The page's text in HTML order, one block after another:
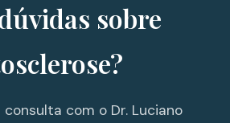
sobre
com o Dr. Luciano